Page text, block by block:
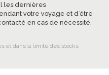
les dernières
votre voyage et d’être
en cas de nécessité.
et dans la limite des stocks